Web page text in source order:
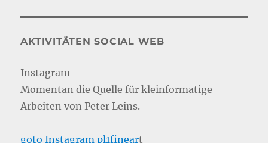
AKTIVITÄTEN SOCIAL WEB
Instagram
Momentan die Quelle für kleinformatige
Arbeiten von Peter Leins.
goto Instagram pl1fineart